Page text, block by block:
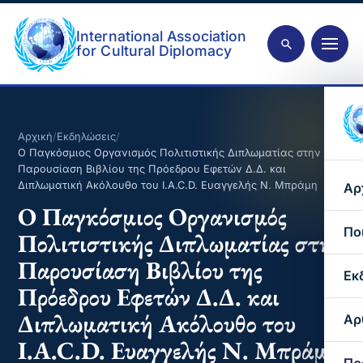
International Association
for Cultural Diplomacy
Αρχική/Εκδηλώσεις/
Ο Παγκόσμιος Οργανισμός Πολιτιστικής Διπλωματίας στην
Παρουσίαση Βιβλίου της Πρόεδρου Εφετών Δ.Δ. και
Διπλωματική Ακόλουθο του I.A.C.D. Ευαγγελής Ν. Μπράμη
Ο Παγκόσμιος Οργανισμός
Πολιτιστικής Διπλωματίας στην
Παρουσίαση Βιβλίου της
Πρόεδρου Εφετών Δ.Δ. και
Διπλωματική Ακόλουθο του
I.A.C.D. Ευαγγελής Ν. Μπράμη